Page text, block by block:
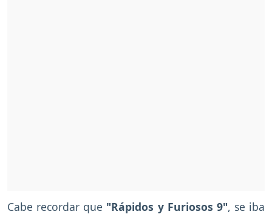
Cabe recordar que "Rápidos y Furiosos 9", se iba